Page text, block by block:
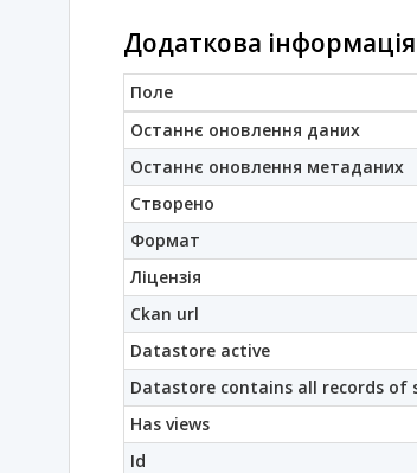
Додаткова інформація
Поле
Останнє оновлення даних
Останнє оновлення метаданих
Створено
Формат
Ліцензія
Ckan url
Datastore active
Datastore contains all records of
Has views
Id